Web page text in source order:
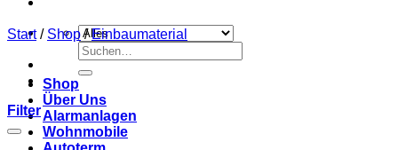
Suchen
nach:
Shop
Über Uns
Alarmanlagen
Wohnmobile
Start / Shop / Einbaumaterial
Filter